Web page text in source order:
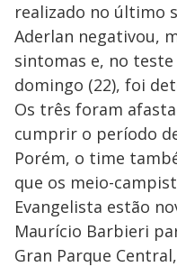
realizado no último
Aderlan negativou,
sintomas e, no
domingo (22), foi
Os três foram
cumprir o período
Porém, o time
que os meio-
Evangelista estão
Maurício Barbieri
Gran Parque